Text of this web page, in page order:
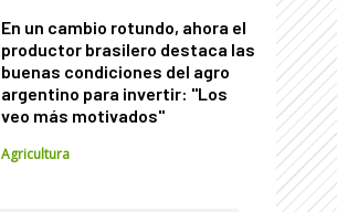
En un cambio rotundo, ahora el
productor brasilero destaca las
buenas condiciones del agro
argentino para invertir: "Los
veo más motivados"
Agricultura